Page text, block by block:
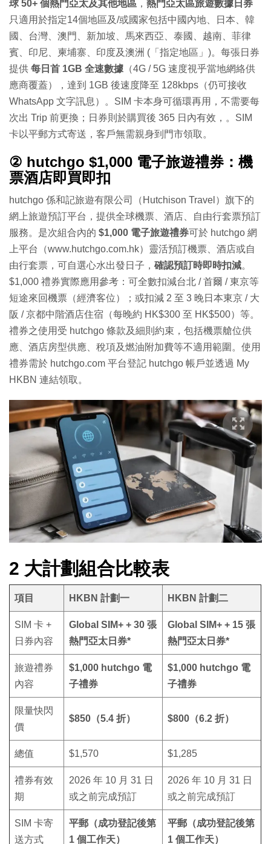
球 50+ 個熱門亞太及其他地區 ， 熱門亞太區旅遊數據日券
只適用於指定14個地區及/或國家包括中國內地、日本、韓
國、台灣、澳門、新加坡、馬來西亞、泰國、越南、菲律
賓、印尼、柬埔寨、印度及澳洲 (「指定地區」)。每張日券
提供 每日首 1GB 全速數據 （4G / 5G 速度視乎當地網絡供
應商覆蓋），達到 1GB 後速度降至 128kbps（仍可接收
WhatsApp 文字訊息）。SIM 卡本身可循環再用，不需要每
次出 Trip 前更換；日券則於購買後 365 日內有效，。SIM
卡以平郵方式寄送，客戶無需親身到門市領取。
② hutchgo $1,000 電子旅遊禮券：機
票酒店即買即扣
hutchgo 係和記旅遊有限公司（Hutchison Travel）旗下的
網上旅遊預訂平台，提供全球機票、酒店、自由行套票預訂
服務。是次組合內的 $1,000 電子旅遊禮券可於 hutchgo 網
上平台（www.hutchgo.com.hk）靈活預訂機票、酒店或自
由行套票，可自選心水出發日子， 確認預訂時即時扣減。
$1,000 禮券實際應用參考：可全數扣減台北 / 首爾 / 東京等
短途來回機票（經濟客位）；或扣減 2 至 3 晚日本東京 / 大
阪 / 京都中階酒店住宿（每晚約 HK$300 至 HK$500）等。
禮券之使用受 hutchgo 條款及細則約束，包括機票艙位供
應、酒店房型供應、稅項及燃油附加費等不適用範圍。使用
禮券需於 hutchgo.com 平台登記 hutchgo 帳戶並透過 My
HKBN 連結領取。
2 大計劃組合比較表
項目 HKBN 計劃一 HKBN 計劃二
SIM 卡 +
日券內容
Global SIM+ + 30 張
熱門亞太日券*
Global SIM+ + 15 張
熱門亞太日券*
旅遊禮券
內容
$1,000 hutchgo 電
子禮券
$1,000 hutchgo 電
子禮券
限量快閃
價
$850（5.4 折） $800（6.2 折）
總值 $1,570 $1,285
禮券有效
期
2026 年 10 月 31 日
或之前完成預訂
2026 年 10 月 31 日
或之前完成預訂
SIM 卡寄
送方式
平郵（成功登記後第
1 個工作天）
平郵（成功登記後第
1 個工作天）